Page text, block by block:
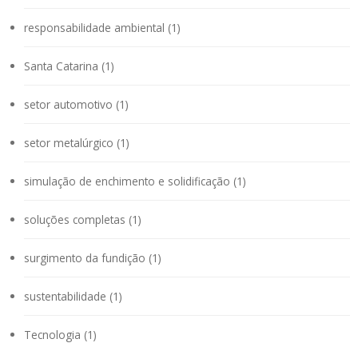
responsabilidade ambiental (1)
Santa Catarina (1)
setor automotivo (1)
setor metalúrgico (1)
simulação de enchimento e solidificação (1)
soluções completas (1)
surgimento da fundição (1)
sustentabilidade (1)
Tecnologia (1)